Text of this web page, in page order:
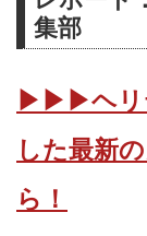
集部
▶▶▶ヘリ
した最新
ら！